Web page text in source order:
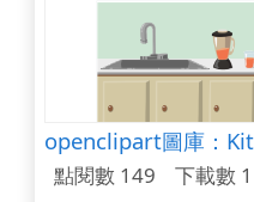
點閱數 149 下載數 1